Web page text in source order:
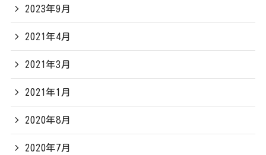
2023年9月
2021年4月
2021年3月
2021年1月
2020年8月
2020年7月